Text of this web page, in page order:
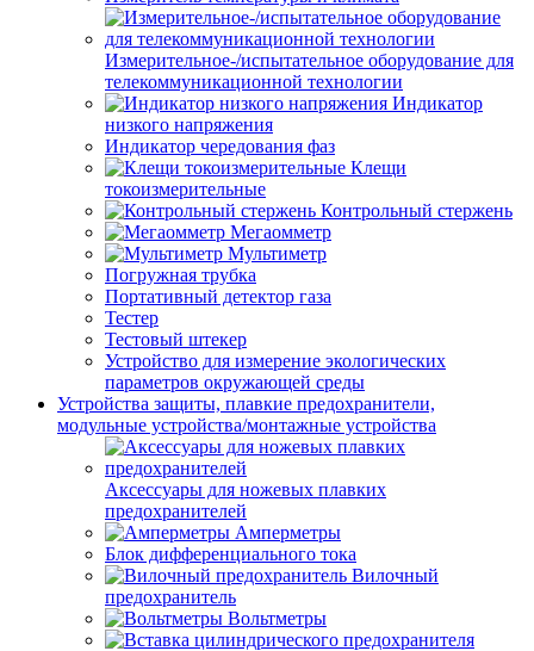
Измерительное-/испытательное оборудование для
телекоммуникационной технологии
Индикатор
низкого напряжения
Индикатор чередования фаз
Клещи
токоизмерительные
Контрольный стержень
Мегаомметр
Мультиметр
Погружная трубка
Портативный детектор газа
Тестер
Тестовый штекер
Устройство для измерение экологических
параметров окружающей среды
Устройства защиты, плавкие предохранители,
модульные устройства/монтажные устройства
Аксессуары для ножевых плавких
предохранителей
Амперметры
Блок дифференциального тока
Вилочный
предохранитель
Вольтметры